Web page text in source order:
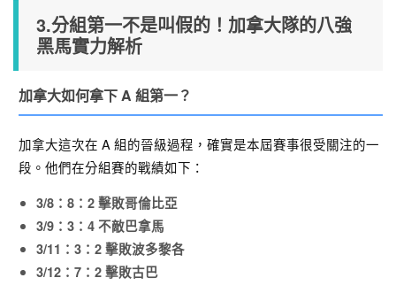
3.分組第一不是叫假的！加拿大隊的八強
黑馬實力解析
加拿大如何拿下 A 組第一？
加拿大這次在 A 組的晉級過程，確實是本屆賽事很受關注的一
段。他們在分組賽的戰績如下：
3/8：8：2 擊敗哥倫比亞
3/9：3：4 不敵巴拿馬
3/11：3：2 擊敗波多黎各
3/12：7：2 擊敗古巴